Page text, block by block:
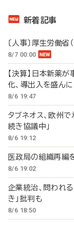
新着記事
〔人事〕厚生労働
8/7 00:00
【決算】日本新
化、導出入を盛んに
8/6 19:47
タブネオス、欧州
続き協議中」
8/6 19:12
医政局の組織再
8/6 19:02
企業統治、問われ
き」批判も
8/6 18:50